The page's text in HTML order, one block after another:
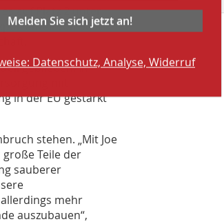
auf Platz 2 unter
von 96 %
geblieben. Im
mit
in der EU gestärkt
stehen. „Mit Joe
Teile der
sauberer
mehr
auszubauen“,
Melden Sie sich jetzt an!
Datenschutz, Analyse, Widerruf